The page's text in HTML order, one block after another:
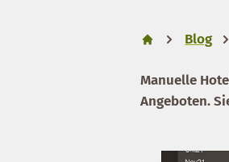
Blog
Manuelle
Angeboten.